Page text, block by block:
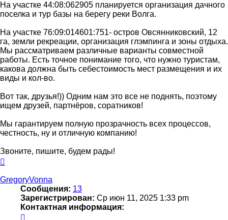
На участке 44:08:062905 планируется организация дачного
поселка и тур базы на берегу реки Волга.
На участке 76:09:014601:751- остров Овсянниковский, 12
га, земли рекреации, организация глэмпинга и зоны отдыха.
Мы рассматриваем различные варианты совместной
работы. Есть точное понимание того, что нужно туристам,
какова должна быть себестоимость мест размещения и их
виды и кол-во.
Вот так, друзья!)) Одним нам это все не поднять, поэтому
ищем друзей, партнёров, соратников!
Мы гарантируем полную прозрачность всех процессов,
честность, ну и отличную компанию!
Звоните, пишите, будем рады!
началу
GregoryVonna
Сообщения: 13
Зарегистрирован: Ср июн 11, 2025 1:33 pm
Контактная информация: